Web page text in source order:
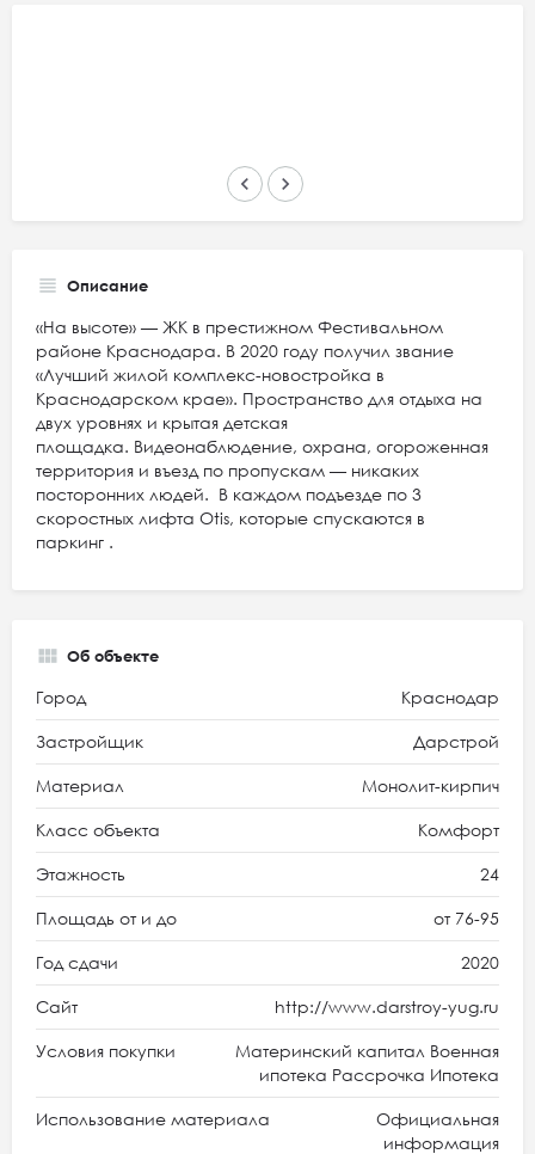
keyboard_arrow_left keyboard_arrow_right
Описание
«На высоте» — ЖК в престижном Фестивальном
районе Краснодара. В 2020 году получил звание
«Лучший жилой комплекс-новостройка в
Краснодарском крае». Пространство для отдыха на
двух уровнях и крытая детская
площадка. Видеонаблюдение, охрана, огороженная
территория и въезд по пропускам — никаких
посторонних людей. В каждом подъезде по 3
скоростных лифта Otis, которые спускаются в
паркинг .
Об объекте
Город Краснодар
Застройщик Дарстрой
Материал Монолит-кирпич
Класс объекта Комфорт
Этажность 24
Площадь от и до от 76-95
Год сдачи 2020
Сайт http://www.darstroy-yug.ru
Условия покупки
Материнский капитал Военная
ипотека Рассрочка Ипотека
Использование материала
Официальная
информация